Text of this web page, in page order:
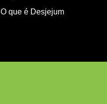
O que é Desjejum